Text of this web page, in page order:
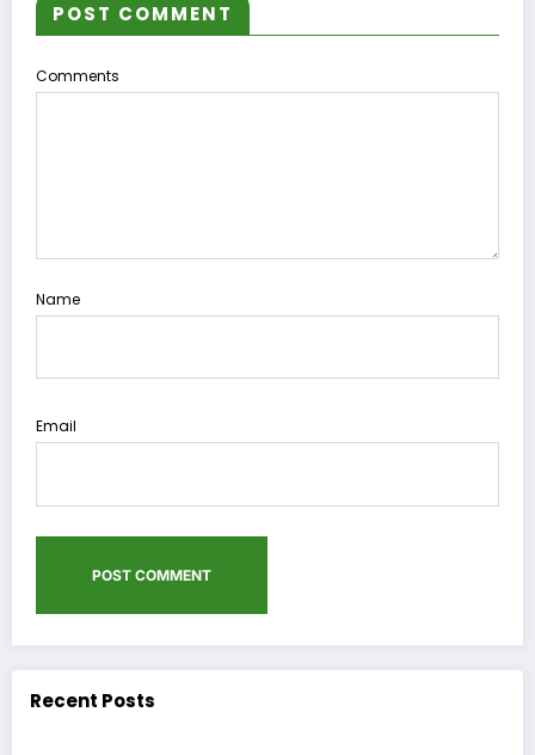
POST COMMENT
Comments
Name
Email
Recent Posts